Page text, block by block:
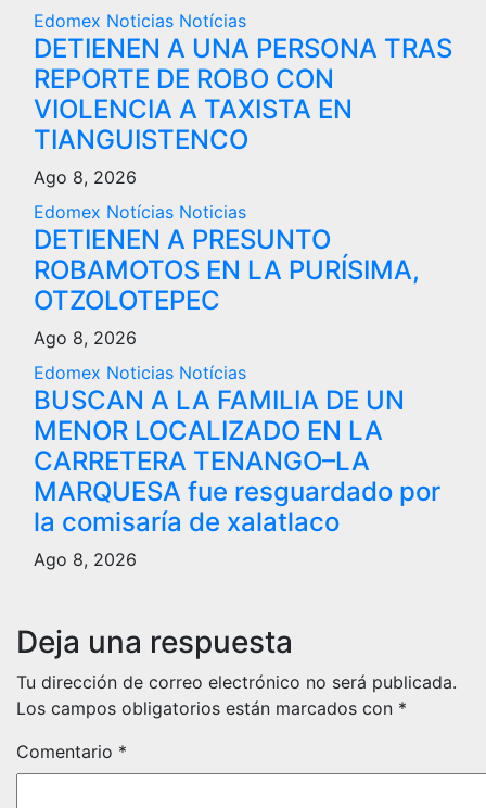
Edomex Noticias Notícias
DETIENEN A UNA PERSONA TRAS
REPORTE DE ROBO CON
VIOLENCIA A TAXISTA EN
TIANGUISTENCO
Ago 8, 2026
Edomex Notícias Noticias
DETIENEN A PRESUNTO
ROBAMOTOS EN LA PURÍSIMA,
OTZOLOTEPEC
Ago 8, 2026
Edomex Noticias Notícias
BUSCAN A LA FAMILIA DE UN
MENOR LOCALIZADO EN LA
CARRETERA TENANGO–LA
MARQUESA fue resguardado por
la comisaría de xalatlaco
Ago 8, 2026
Deja una respuesta
Tu dirección de correo electrónico no será publicada.
Los campos obligatorios están marcados con *
Comentario *